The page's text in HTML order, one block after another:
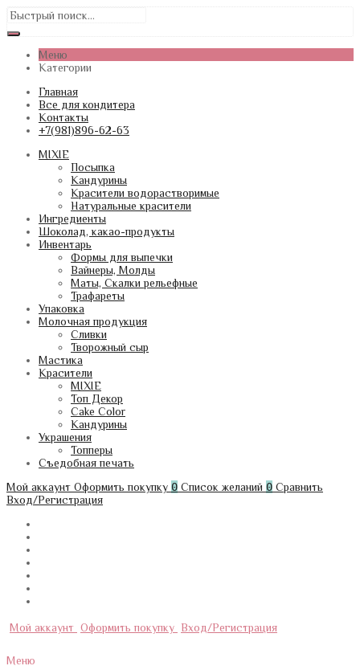
Меню
Категории
Главная
Все для кондитера
Контакты
+7(981)896-62-63
MIXIE
Посыпка
Кандурины
Красители водорастворимые
Натуральные красители
Ингредиенты
Шоколад, какао-продукты
Инвентарь
Формы для выпечки
Вайнеры, Молды
Маты, Скалки рельефные
Трафареты
Упаковка
Молочная продукция
Сливки
Творожный сыр
Мастика
Красители
MIXIE
Топ Декор
Cake Color
Кандурины
Украшения
Топперы
Съедобная печать
Мой аккаунт Оформить покупку 0 Список желаний 0 Сравнить
Вход/Регистрация
Мой аккаунт Оформить покупку Вход/Регистрация
Меню